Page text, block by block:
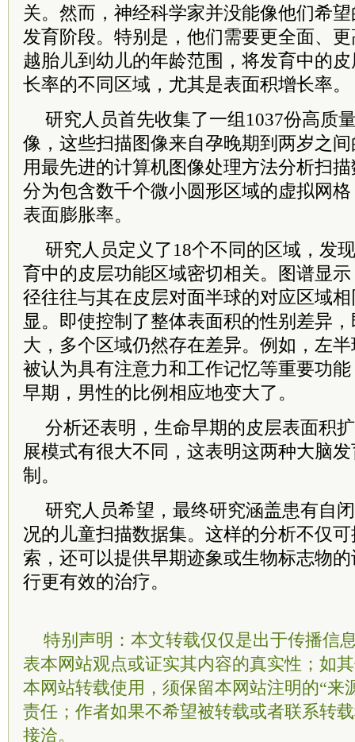
关。然而，神经科学家并没能像他们希
发育阶段。特别是，他们需要更全面、
越胎儿到幼儿的年龄范围，将发育中的
长率的不同区域，尤其是表面积增长率。
研究人员首先收集了一组1037份高质
像，这些扫描图像来自孕晚期到两岁之
用最先进的计算机图像处理方法分析扫
分为包含数千个微小圆形区域的虚拟网
表面膨胀率。
研究人员定义了18个不同的区域，发
育中的皮层功能区域密切相关。图谱显
径往往与其在皮层对面半球的对应区域
显。即使控制了整体表面积的性别差异
大，多个区域仍然存在差异。例如，左
被认为具有注意力和工作记忆等重要功
早期，男性的比例相应地变大了。
分析还表明，生命早期的皮层表面积
展模式有很大不同，这表明这两种大脑
制。
研究人员希望，最终研究涵盖患有自
况的儿童扫描数据集。这样的分析不仅
索，还可以提供早期迹象或生物标志物
行更有效的治疗。
特别声明：本文转载仅仅是出于传播信
表本网站观点或证实其内容的真实性；如
本网站转载使用，须保留本网站注明的“来
责任；作者如果不希望被转载或者联系转
接洽。